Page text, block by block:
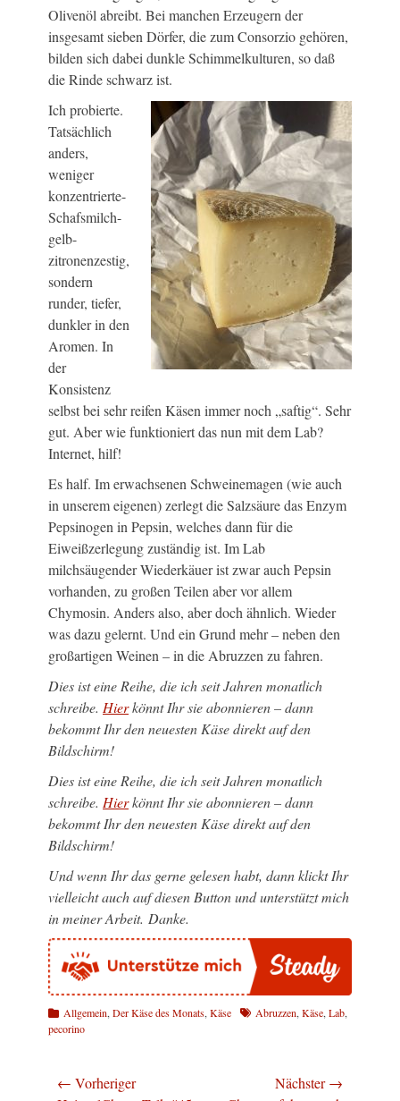
Olivenöl abreibt. Bei manchen Erzeugern der
insgesamt sieben Dörfer, die zum Consorzio gehören,
bilden sich dabei dunkle Schimmelkulturen, so daß
die Rinde schwarz ist.
Ich probierte.
Tatsächlich
anders,
weniger
konzentrierte-
Schafsmilch-
gelb-
zitronenzestig,
sondern
runder, tiefer,
dunkler in den
Aromen. In
der
Konsistenz
selbst bei sehr reifen Käsen immer noch „saftig“. Sehr
gut. Aber wie funktioniert das nun mit dem Lab?
Internet, hilf!
Es half. Im erwachsenen Schweinemagen (wie auch
in unserem eigenen) zerlegt die Salzsäure das Enzym
Pepsinogen in Pepsin, welches dann für die
Eiweißzerlegung zuständig ist. Im Lab
milchsäugender Wiederkäuer ist zwar auch Pepsin
vorhanden, zu großen Teilen aber vor allem
Chymosin. Anders also, aber doch ähnlich. Wieder
was dazu gelernt. Und ein Grund mehr – neben den
großartigen Weinen – in die Abruzzen zu fahren.
Dies ist eine Reihe, die ich seit Jahren monatlich
schreibe. Hierkönnt Ihr sie abonnieren – dann
bekommt Ihr den neuesten Käse direkt auf den
Bildschirm!
Dies ist eine Reihe, die ich seit Jahren monatlich
schreibe. Hierkönnt Ihr sie abonnieren – dann
bekommt Ihr den neuesten Käse direkt auf den
Bildschirm!
Und wenn Ihr das gerne gelesen habt, dann klickt Ihr
vielleicht auch auf diesen Button und unterstützt mich
in meiner Arbeit. Danke.
Kategorien
Allgemein Der Käse des Monats Käse Schlagworte
Abruzzen Käse Lab
pecorino
Beitragsnavigation
← Vorheriger
Nächster →